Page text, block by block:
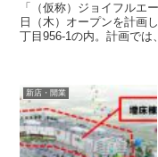
「（仮称）ジョイフルエ
日（木）オープンを計画
丁目956-1の内。計画で
68台、駐輪場：10台、
新店・開業